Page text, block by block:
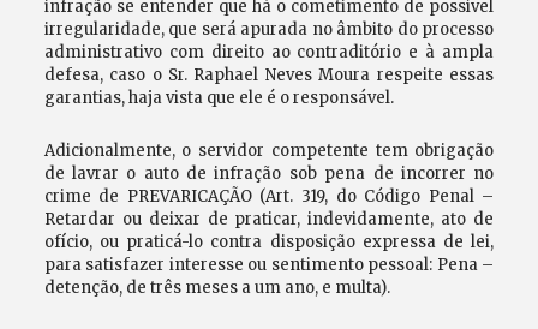
infração se entender que há o cometimento de possível
irregularidade, que será apurada no âmbito do processo
administrativo com direito ao contraditório e à ampla
defesa, caso o Sr. Raphael Neves Moura respeite essas
garantias, haja vista que ele é o responsável.
Adicionalmente, o servidor competente tem obrigação
de lavrar o auto de infração sob pena de incorrer no
crime de PREVARICAÇÃO (Art. 319, do Código Penal –
Retardar ou deixar de praticar, indevidamente, ato de
ofício, ou praticá-lo contra disposição expressa de lei,
para satisfazer interesse ou sentimento pessoal: Pena –
detenção, de três meses a um ano, e multa).